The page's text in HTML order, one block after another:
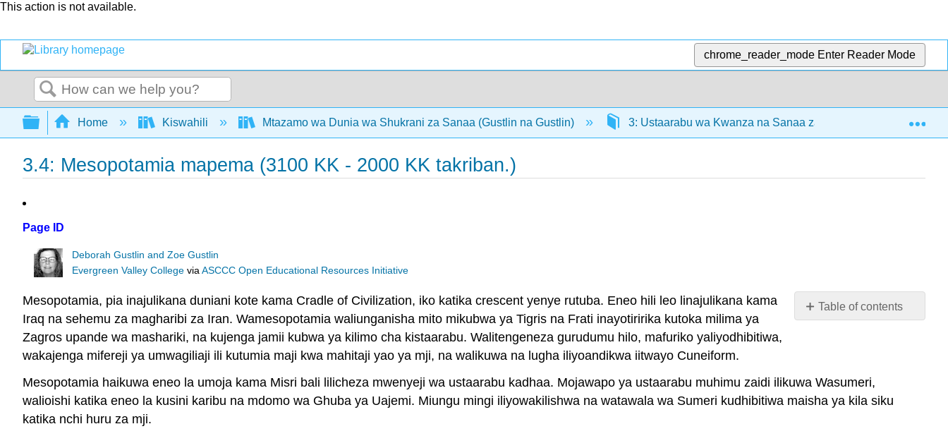
This action is not available.
chrome_reader_mode Enter Reader Mode
Search
Expand/collapse global hierarchy
Home Kiswahili Mtazamo wa Dunia wa Shukrani za Sanaa (Gustlin na Gustlin) 3: Ustaarabu wa Kwanza na Sanaa zao (5000 BCE - 1900
3.4: Mesopotamia mapema (3100 KK - 2000 KK takriban.)
Page ID
Deborah Gustlin and Zoe Gustlin
Evergreen Valley College viaASCCC Open Educational Resources Initiative
Table of contents
No
Mesopotamia, pia inajulikana duniani kote kama Cradle of Civilization, iko katika crescent yenye rutuba. Eneo hili leo linajulikana kama
Iraq na sehemu za magharibi za Iran. Wamesopotamia waliunganisha mito mikubwa ya Tigris na Frati inayotiririka kutoka milima ya
Zagros upande wa mashariki, na kujenga jamii kubwa ya kilimo cha kistaarabu. Walitengeneza gurudumu hilo, mafuriko yaliyodhibitiwa,
wakajenga mifereji ya umwagiliaji ili kutumia maji kwa mahitaji yao ya mji, na walikuwa na lugha iliyoandikwa iitwayo Cuneiform.
Mesopotamia haikuwa eneo la umoja kama Misri bali lilicheza mwenyeji wa ustaarabu kadhaa. Mojawapo ya ustaarabu muhimu zaidi ilikuwa Wasumeri,
walioishi katika eneo la kusini karibu na mdomo wa Ghuba ya Uajemi. Miungu mingi iliyowakilishwa na watawala wa Sumeri kudhibitiwa maisha ya kila siku
katika nchi huru za mji.